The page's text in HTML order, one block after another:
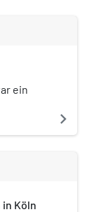
ein
und
navigate_next
Köln